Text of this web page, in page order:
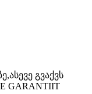
გვაქვს
GARANTIIT